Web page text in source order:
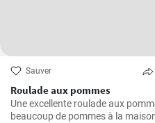
Sauver
Roulade aux pommes
Une excellente roulade aux
beaucoup de pommes à la